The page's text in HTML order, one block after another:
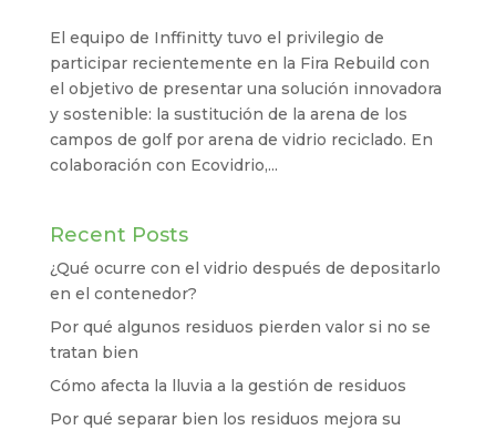
El equipo de Inffinitty tuvo el privilegio de
participar recientemente en la Fira Rebuild con
el objetivo de presentar una solución innovadora
y sostenible: la sustitución de la arena de los
campos de golf por arena de vidrio reciclado. En
colaboración con Ecovidrio,...
Recent Posts
¿Qué ocurre con el vidrio después de depositarlo
en el contenedor?
Por qué algunos residuos pierden valor si no se
tratan bien
Cómo afecta la lluvia a la gestión de residuos
Por qué separar bien los residuos mejora su